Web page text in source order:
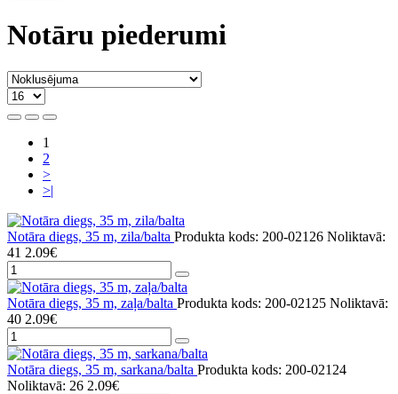
Notāru piederumi
1
2
>
>|
Notāra diegs, 35 m, zila/balta Produkta kods: 200-02126 Noliktavā:
41 2.09€
Notāra diegs, 35 m, zaļa/balta Produkta kods: 200-02125 Noliktavā:
40 2.09€
Notāra diegs, 35 m, sarkana/balta Produkta kods: 200-02124
Noliktavā: 26 2.09€